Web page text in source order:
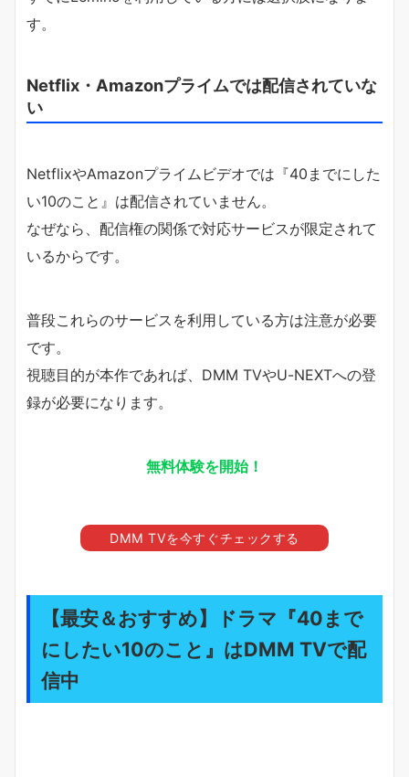
す。
Netflix・Amazonプライムでは配信されていな
い
NetflixやAmazonプライムビデオでは『40までにした
い10のこと』は配信されていません。
なぜなら、配信権の関係で対応サービスが限定されて
いるからです。
普段これらのサービスを利用している方は注意が必要
です。
視聴目的が本作であれば、DMM TVやU-NEXTへの登
録が必要になります。
無料体験を開始！
DMM TVを今すぐチェックする
【最安＆おすすめ】ドラマ『40まで
にしたい10のこと』はDMM TVで配
信中